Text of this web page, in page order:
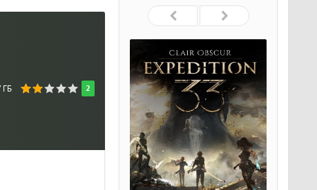
2
ГБ